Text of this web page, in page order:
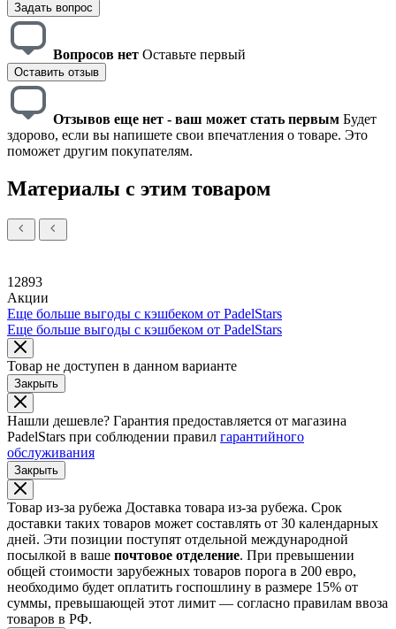
Задать вопрос
Вопросов нет Оставьте первый
Оставить отзыв
Отзывов еще нет - ваш может стать первым Будет
здорово, если вы напишете свои впечатления о товаре. Это
поможет другим покупателям.
Материалы с этим товаром
12893
Акции
Еще больше выгоды с кэшбеком от PadelStars
Еще больше выгоды с кэшбеком от PadelStars
Товар не доступен в данном варианте
Закрыть
Нашли дешевле? Гарантия предоставляется от магазина
PadelStars при соблюдении правил гарантийного
обслуживания
Закрыть
Товар из-за рубежа Доставка товара из-за рубежа. Срок
доставки таких товаров может составлять от 30 календарных
дней. Эти позиции поступят отдельной международной
посылкой в ваше почтовое отделение. При превышении
общей стоимости зарубежных товаров порога в 200 евро,
необходимо будет оплатить госпошлину в размере 15% от
суммы, превышающей этот лимит — согласно правилам ввоза
товаров в РФ.